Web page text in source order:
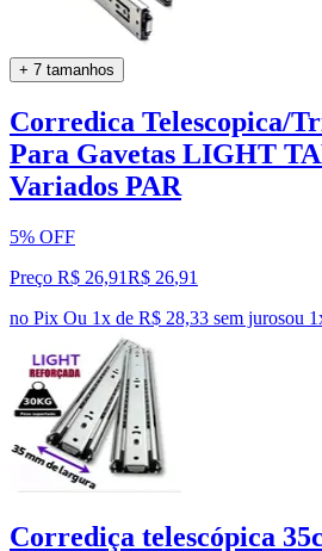
+ 7 tamanhos
Corredica Telescopica/
Para Gavetas LIGHT
Variados PAR
5% OFF
Preço R$ 26,91R$ 26,91
no Pix Ou 1x de R$ 28,33 sem jurosou 1
Corrediça telescópica